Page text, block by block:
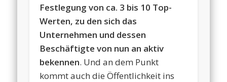
Festlegung von ca. 3 bis 10 Top-
Werten, zu den sich das
Unternehmen und dessen
Beschäftigte von nun an aktiv
bekennen. Und an dem Punkt
kommt auch die Öffentlichkeit ins